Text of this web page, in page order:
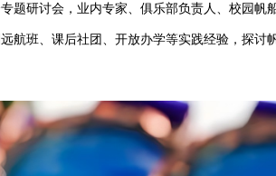
专题研讨会，业内专家、俱乐部负责人 校园帆
航班、课后社团、开放办学等实践经验，探